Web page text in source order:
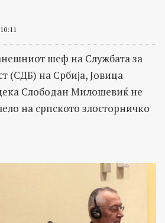
шеф на Службата за
(СДБ) на Србија, Јовица
Слободан Милошевиќ не
на српското злосторничко